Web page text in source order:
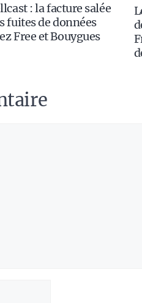
: la facture salée
fuites de données
Free et Bouygues